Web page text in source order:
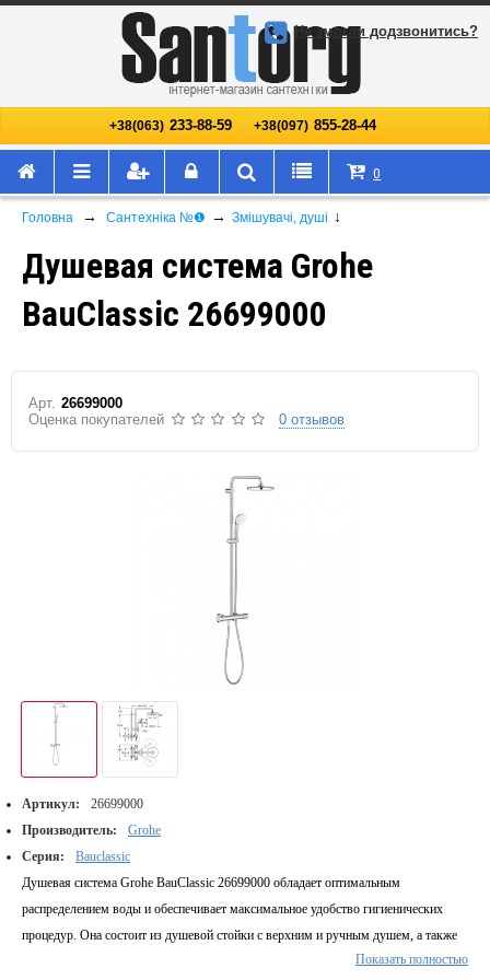
+38(063) 233-88-59 +38(097) 855-28-44
Не змогли додзвонитись?
0
Головна → Сантехніка №❶ → Змішувачі, душі ↓
Душевая система Grohe
BauClassic 26699000
Арт. 26699000
Оценка покупателей
0 отзывов
Артикул:
26699000
Производитель:
Grohe
Серия:
Bauclassic
Душевая система Grohe BauClassic 26699000 обладает оптимальным
распределением воды и обеспечивает максимальное удобство гигиенических
процедур. Она состоит из душевой стойки с верхним и ручным душем, а также
удобного смесителя. Долговечность и износостойкость гарантируется благодаря
Показать полностью